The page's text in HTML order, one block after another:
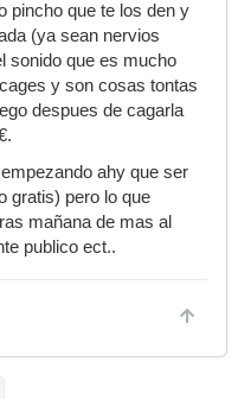
pincho que te los den y
(ya sean nervios
sonido que es mucho
y son cosas tontas
despues de cagarla
ahy que ser
gratis) pero lo que
mañana de mas al
publico ect..